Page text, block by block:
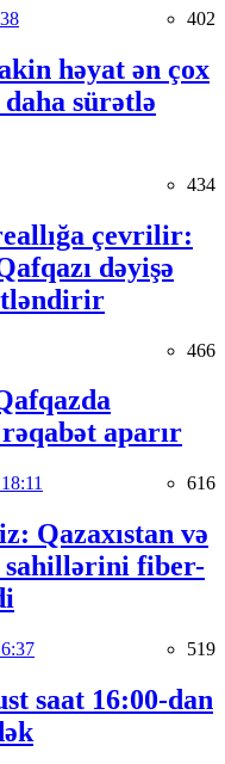
402
həyat ən çox
sürətlə
434
çevrilir:
dəyişə
466
aparır
616
Qazaxıstan və
sahillərini fiber-
519
saat 16:00-dan